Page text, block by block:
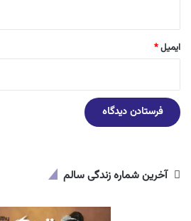
ایمیل*
آخرین شماره زندگی سالم